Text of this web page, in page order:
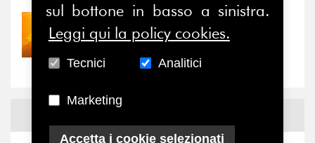
30/07/2026
Nove anni dopo la
“grande cecità”: la...
sul bottone in basso a sinistra.
Leggi qui la policy cookies.
Tecnici Analitici
Marketing
Accetta i cookie selezionati